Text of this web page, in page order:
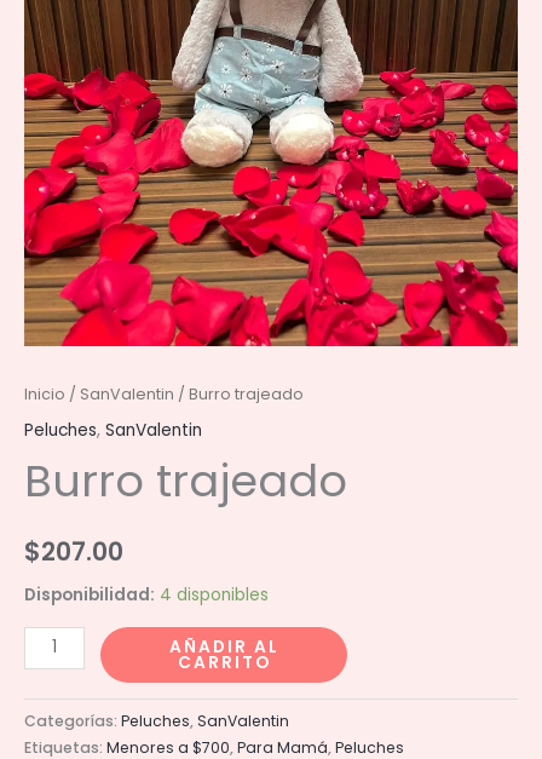
Inicio / SanValentin / Burro trajeado
Peluches, SanValentin
Burro trajeado
$207.00
Disponibilidad: 4 disponibles
Burro
trajeado
cantidad
AÑADIR AL
CARRITO
Categorías: Peluches,SanValentin
Etiquetas: Menores a $700,Para Mamá,Peluches